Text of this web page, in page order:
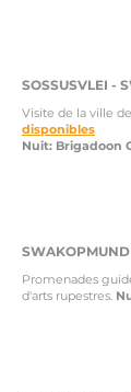
SOSSUSVLEI -
Visite de la ville
disponibles
Nuit: Brigadoon
Promenades
d'arts rupestres.